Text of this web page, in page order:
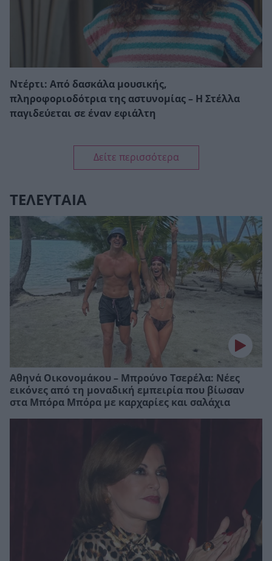
Ντέρτι: Από δασκάλα μουσικής,
πληροφοριοδότρια της αστυνομίας – Η Στέλλα
παγιδεύεται σε έναν εφιάλτη
Δείτε περισσότερα
ΤΕΛΕΥΤΑΙΑ
Αθηνά Οικονομάκου – Μπρούνο Τσερέλα: Νέες
εικόνες από τη μοναδική εμπειρία που βίωσαν
στα Μπόρα Μπόρα με καρχαρίες και σαλάχια